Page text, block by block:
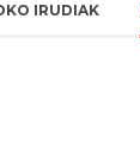
IRUDIAK